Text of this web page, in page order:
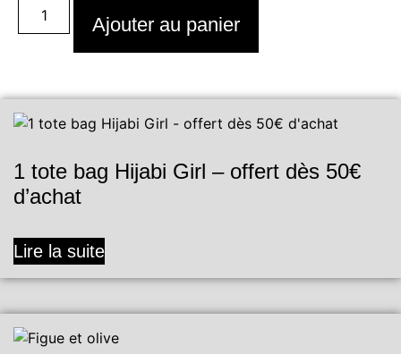
Autumn
Ajouter au panier
1 tote bag Hijabi Girl – offert dès 50€
d’achat
Lire la suite